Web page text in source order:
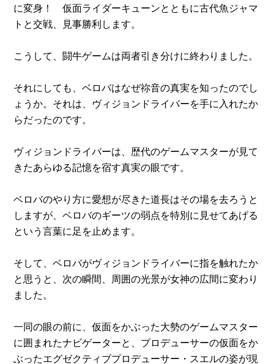
に変身！ 仮面ライダーキューンとともに古代魚ジャマ
トと交戦、見事勝利します。
こうして、闘牛ゲームは両者引き分けに終わりました。
それにしても、ベロバはなぜ祢音の真実を知ったのでし
ょうか。それは、ヴィジョンドライバーを手に入れたか
らだったのです。
ヴィジョンドライバーは、歴代のゲームマスターが見て
きたあらゆる記憶を宿す真実の眼です。
ベロバのやり方に愛想が尽きた道長はその場を去ろうと
しますが、ベロバのギーツの弱点を特別に見せてあげる
という言葉に足を止めます。
そして、ベロバがヴィジョンドライバーに指を触れたか
と思うと、次の瞬間、周囲の光景が女神の広間に変わり
ました。
一同の眼の前に、仮面をかぶった大勢のゲームマスター
に囲まれたナビゲーターと、プロデューサーの仮面をか
ぶったエグゼクティブプロデューサー・スエルの姿が現